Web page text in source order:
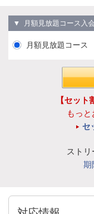
▼ 月額見放題コース入
月額見放題コース
【セット
もっと
セ
ストリ
期